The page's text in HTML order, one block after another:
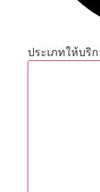
ประเภทให้บริก